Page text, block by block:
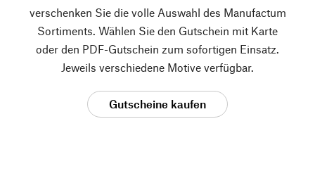
verschenken Sie die volle Auswahl des Manufactum
Sortiments. Wählen Sie den Gutschein mit Karte
oder den PDF-Gutschein zum sofortigen Einsatz.
Jeweils verschiedene Motive verfügbar.
Gutscheine kaufen